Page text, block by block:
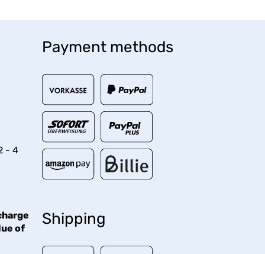
- 4
of
Payment methods
Shipping